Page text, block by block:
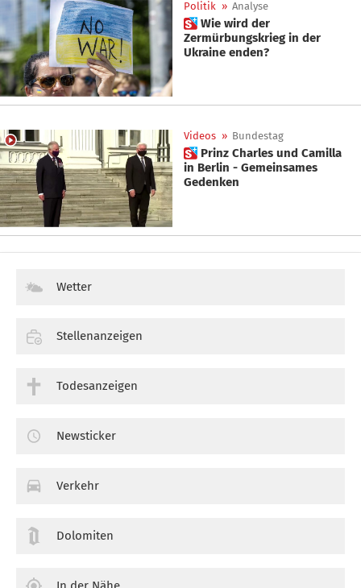
Politik » Analyse
 Wie wird der
Zermürbungskrieg in der
Ukraine enden?
Videos » Bundestag
 Prinz Charles und Camilla
in Berlin - Gemeinsames
Gedenken
Wetter
Stellenanzeigen
Todesanzeigen
Newsticker
Verkehr
Dolomiten